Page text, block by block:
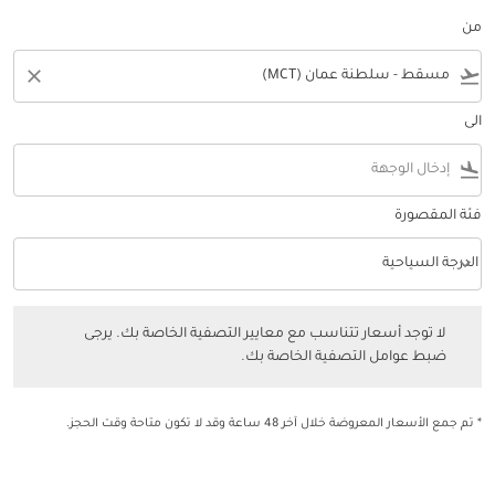
من
flight_takeoff
close
الى
flight_land
فئة المقصورة
فئة المقصورة option الدرجة السياحية Selected
الدرجة السياحية
keyboard_arrow_down
لا توجد أسعار تتناسب مع معايير التصفية الخاصة بك. يرجى
ضبط عوامل التصفية الخاصة بك.
* تم جمع الأسعار المعروضة خلال آخر 48 ساعة وقد لا تكون متاحة وقت الحجز.